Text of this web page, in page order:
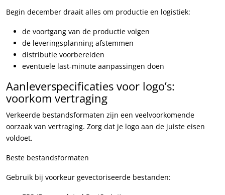
Begin december draait alles om productie en logistiek:
de voortgang van de productie volgen
de leveringsplanning afstemmen
distributie voorbereiden
eventuele last-minute aanpassingen doen
Aanleverspecificaties voor logo’s:
voorkom vertraging
Verkeerde bestandsformaten zijn een veelvoorkomende
oorzaak van vertraging. Zorg dat je logo aan de juiste eisen
voldoet.
Beste bestandsformaten
Gebruik bij voorkeur gevectoriseerde bestanden: